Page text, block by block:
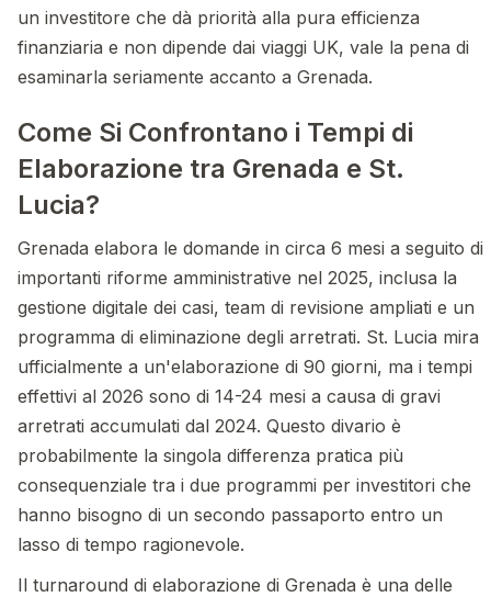
un investitore che dà priorità alla pura efficienza
finanziaria e non dipende dai viaggi UK, vale la pena di
esaminarla seriamente accanto a Grenada.
Come Si Confrontano i Tempi di
Elaborazione tra Grenada e St.
Lucia?
Grenada elabora le domande in circa 6 mesi a seguito di
importanti riforme amministrative nel 2025, inclusa la
gestione digitale dei casi, team di revisione ampliati e un
programma di eliminazione degli arretrati. St. Lucia mira
ufficialmente a un'elaborazione di 90 giorni, ma i tempi
effettivi al 2026 sono di 14-24 mesi a causa di gravi
arretrati accumulati dal 2024. Questo divario è
probabilmente la singola differenza pratica più
consequenziale tra i due programmi per investitori che
hanno bisogno di un secondo passaporto entro un
lasso di tempo ragionevole.
Il turnaround di elaborazione di Grenada è una delle